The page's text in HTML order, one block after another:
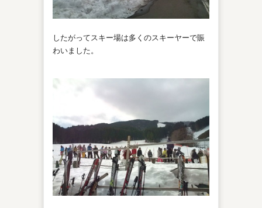
したがってスキー場は多くのスキーヤーで賑
わいました。